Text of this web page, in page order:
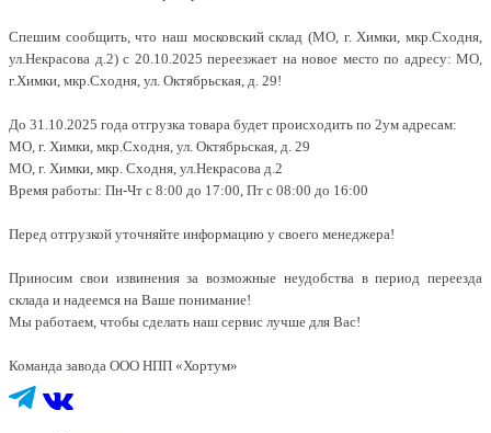
Спешим сообщить, что наш московский склад (МО, г. Химки, мкр.Сходня,
ул.Некрасова д.2) с 20.10.2025 переезжает на новое место по адресу: МО,
г.Химки, мкр.Сходня, ул. Октябрьская, д. 29!
До 31.10.2025 года отгрузка товара будет происходить по 2ум адресам:
МО, г. Химки, мкр.Сходня, ул. Октябрьская, д. 29
МО, г. Химки, мкр. Сходня, ул.Некрасова д.2
Время работы: Пн-Чт с 8:00 до 17:00, Пт с 08:00 до 16:00
Перед отгрузкой уточняйте информацию у своего менеджера!
Приносим свои извинения за возможные неудобства в период переезда
склада и надеемся на Ваше понимание!
Мы работаем, чтобы сделать наш сервис лучше для Вас!
Команда завода ООО НПП «Хортум»